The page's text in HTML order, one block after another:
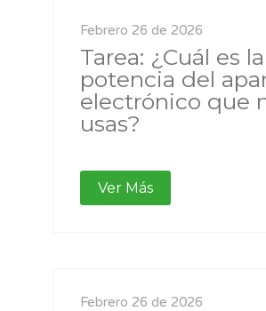
Febrero 26 de 2026
Tarea: ¿Cuál es la
potencia del
electrónico que
usas?
Ver Más
Febrero 26 de 2026